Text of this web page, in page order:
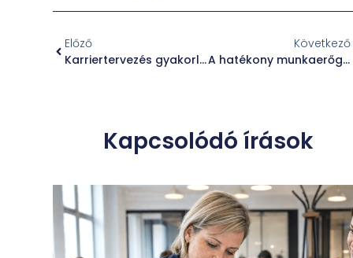
Előző
Karriertervezés gyakorlati lépései
Következő
A hatékony munkaerőgazdálkodás kulcsa
Kapcsolódó írások